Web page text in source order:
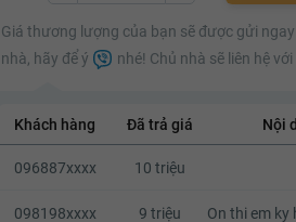
9.3 triệu
9.4 triệu
9.6 triệu
9.7 triệu
9.8 triệu
Giá thương lượng của bạn sẽ được gửi
nhà, hãy để ý
nhé! Chủ nhà sẽ liên hệ với
Khách hàng Đã trả giá Nội
096887xxxx 10 triệu
098198xxxx 9 triệu